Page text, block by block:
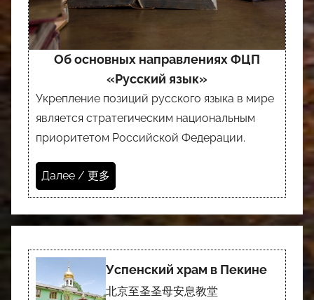
Об основных направлениях ФЦП
«Русский язык»
Укрепление позиций русского языка в мире
является стратегическим национальным
приоритетом Российской Федерации.
Далее / 更多
Успенский храм в Пекине
北京至圣圣母安息教堂